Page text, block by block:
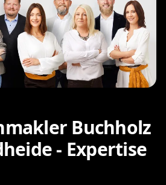
Buchholz
- Expertise